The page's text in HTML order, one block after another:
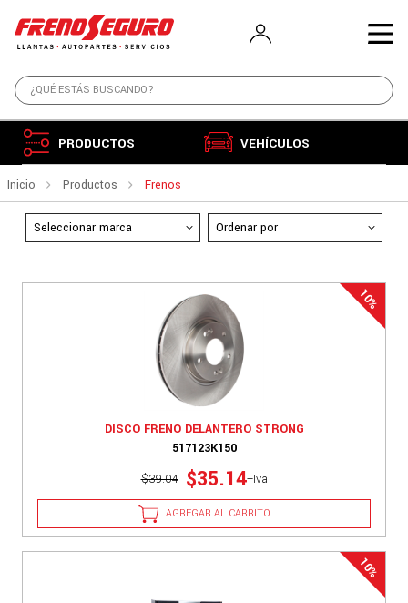
PRODUCTOS VEHÍCULOS
Inicio Productos Frenos
DISCO FRENO DELANTERO STRONG
517123K150
$39.04 $35.14+Iva
AGREGAR AL CARRITO